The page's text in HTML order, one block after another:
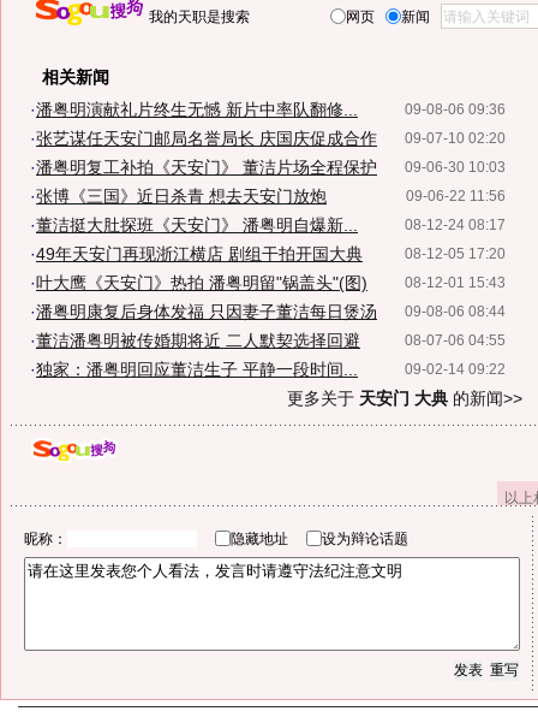
我的天职是搜索 网页 新闻
相关新闻
09-08-06 09:36
·潘粤明演献礼片终生无憾 新片中率队翻修...
09-07-10 02:20
·张艺谋任天安门邮局名誉局长 庆国庆促成合作
09-06-30 10:03
·潘粤明复工补拍《天安门》 董洁片场全程保护
09-06-22 11:56
·张博《三国》近日杀青 想去天安门放炮
08-12-24 08:17
·董洁挺大肚探班《天安门》 潘粤明自爆新...
08-12-05 17:20
·49年天安门再现浙江横店 剧组干拍开国大典
08-12-01 15:43
·叶大鹰《天安门》热拍 潘粤明留"锅盖头"(图)
09-08-06 08:44
·潘粤明康复后身体发福 只因妻子董洁每日煲汤
08-07-06 04:55
·董洁潘粤明被传婚期将近 二人默契选择回避
09-02-14 09:22
·独家：潘粤明回应董洁生子 平静一段时间...
更多关于 天安门 大典 的新闻>>
以
昵称： 隐藏地址 设为辩论话题